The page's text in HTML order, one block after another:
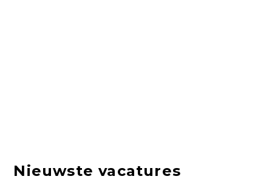
Nieuwste vacatures